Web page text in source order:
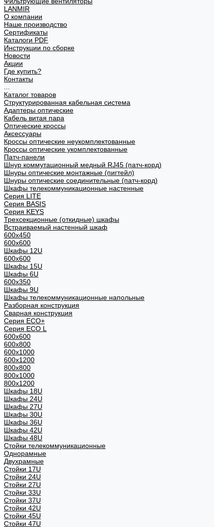
LANMIR
О компании
Наше производство
Сертификаты
Каталоги PDF
Инструкции по сборке
Новости
Акции
Где купить?
Контакты
Каталог товаров
Структурированная кабельная система
Адаптеры оптические
Кабель витая пара
Оптические кроссы
Аксессуары
Кроссы оптические неукомплектованные
Кроссы оптические укомплектованные
Патч-панели
Шнур коммутационный медный RJ45 (патч-корд)
Шнуры оптические монтажные (пигтейл)
Шнуры оптические соединительные (патч-корд)
Шкафы телекоммуникационные настенные
Cерия LITE
Cерия BASIS
Cерия KEYS
Трехсекционные (откидные) шкафы
Встраиваемый настенный шкаф
600x450
600x600
Шкафы 12U
600x600
Шкафы 15U
Шкафы 6U
600x350
Шкафы 9U
Шкафы телекоммуникационные напольные
Разборная конструкция
Сварная конструкция
Серия ECO+
Серия ECO L
600x600
600x800
600х1000
600х1200
800x800
800х1000
800х1200
Шкафы 18U
Шкафы 24U
Шкафы 27U
Шкафы 30U
Шкафы 36U
Шкафы 42U
Шкафы 48U
Стойки телекоммуникационные
Однорамные
Двухрамные
Стойки 17U
Стойки 24U
Стойки 27U
Стойки 33U
Стойки 37U
Стойки 42U
Стойки 45U
Стойки 47U